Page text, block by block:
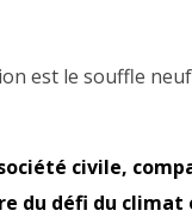
est le souffle
civile,
du défi du